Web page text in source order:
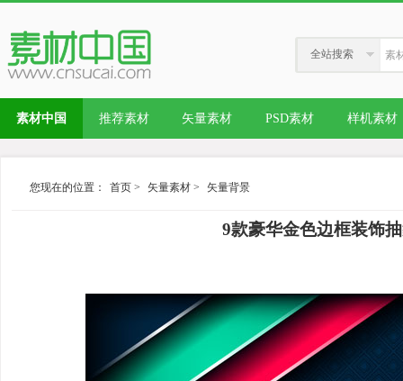
全站搜索
素材中国 推荐素材 矢量素材 PSD素材 样机素材
您现在的位置： 首页 > 矢量素材 > 矢量背景
9款豪华金色边框装饰